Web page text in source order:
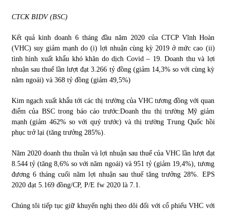
CTCK BIDV (BSC)
Kết quả kinh doanh 6 tháng đầu năm 2020 của CTCP Vĩnh Hoàn
(VHC) suy giảm mạnh do (i) lợi nhuận cùng kỳ 2019 ở mức cao (ii)
tình hình xuất khẩu khó khăn do dịch Covid – 19. Doanh thu và lợi
nhuận sau thuế lần lượt đạt 3.266 tỷ đồng (giảm 14,3% so với cùng kỳ
năm ngoái) và 368 tỷ đồng (giảm 49,5%)
Kim ngạch xuất khẩu tới các thị trường của VHC tương đồng với quan
điểm của BSC trong báo cáo trước:Doanh thu thị trường Mỹ giảm
mạnh (giảm 462% so với quý trước) và thị trường Trung Quốc hồi
phục trở lại (tăng trưởng 285%).
Năm 2020 doanh thu thuần và lợi nhuận sau thuế của VHC lần lượt đạt
8.544 tỷ (tăng 8,6% so với năm ngoái) và 951 tỷ (giảm 19,4%), tương
đương 6 tháng cuối năm lợi nhuận sau thuế tăng trưởng 28%. EPS
2020 đạt 5.169 đồng/CP, P/E fw 2020 là 7.1.
Chúng tôi tiếp tục giữ khuyến nghị theo dõi đối với cổ phiếu VHC với